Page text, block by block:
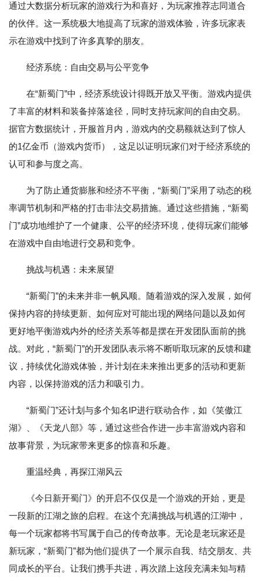
通过大数据分析玩家的游戏行为和喜好，为玩家推荐志同道合
的伙伴。这一系统极大地提高了玩家的游戏体验，许多玩家表
示在游戏中找到了许多真挚的朋友。
经济系统：自由交易与公平竞争
在“新蜀门”中，经济系统设计得既开放又平衡。游戏内提供
了丰富的材料和装备掉落途径，同时支持玩家间的自由交易。
据官方数据统计，开服首月内，游戏内的交易额就达到了惊人
的1亿金币（游戏内货币），这足以证明玩家们对于经济系统的
认可和参与度之高。
为了防止通货膨胀和经济不平衡，“新蜀门”采用了动态的税
率调节机制和严格的打击非法交易措施。通过这些措施，“新蜀
门”成功地维护了一个健康、公平的经济环境，使得玩家们能够
在游戏中自由地进行交易和竞争。
挑战与机遇：未来展望
“新蜀门”的未来并非一帆风顺。随着游戏的深入发展，如何
保持内容的持续更新、如何应对可能出现的网络问题以及如何
更好地平衡游戏内外的经济关系等都是摆在开发团队面前的挑
战。对此，“新蜀门”的开发团队表示将不断听取玩家的反馈和建
议，持续优化游戏体验，并计划在未来推出更多的活动和更新
内容，以保持游戏的活力和吸引力。
“新蜀门”还计划与多个知名IP进行联动合作，如《笑傲江
湖》、《天龙八部》等，通过这些合作进一步丰富游戏内容和
故事背景，为玩家带来更多的惊喜和乐趣。
重温经典，再探江湖风云
《今日新开蜀门》的开启不仅仅是一个游戏的开始，更是
一段新的江湖之旅的启程。在这个充满挑战与机遇的江湖中，
每一个玩家都将书写属于自己的传奇故事。无论是老玩家还是
新玩家，“新蜀门”都为他们提供了一个展示自我、结交朋友、共
同成长的平台。让我们携手共进，再次踏上这段充满未知与精